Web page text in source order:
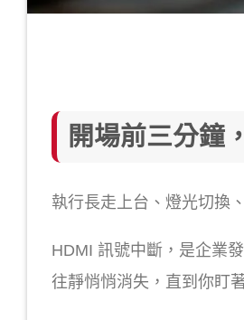
開場前三分鐘
執行長走上台、燈光切換
HDMI 訊號中斷，是企業
往靜悄悄消失，直到你盯